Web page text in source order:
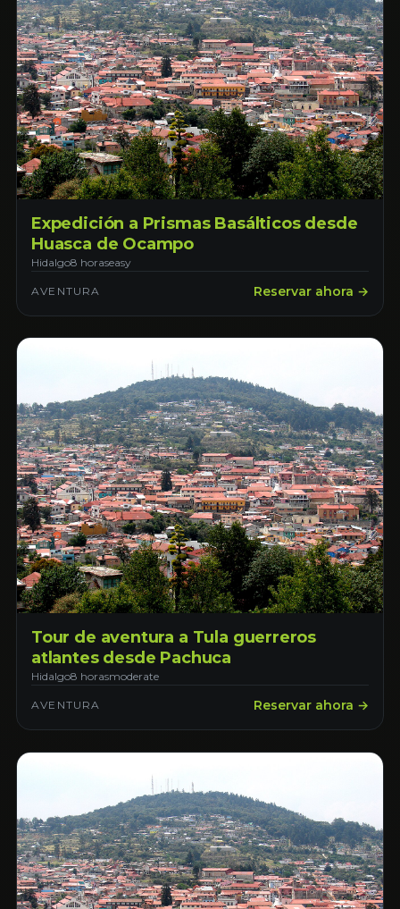
Expedición a Prismas Basálticos desde
Huasca de Ocampo
Hidalgo8 horaseasy
AVENTURA Reservar ahora →
Tour de aventura a Tula guerreros
atlantes desde Pachuca
Hidalgo8 horasmoderate
AVENTURA Reservar ahora →